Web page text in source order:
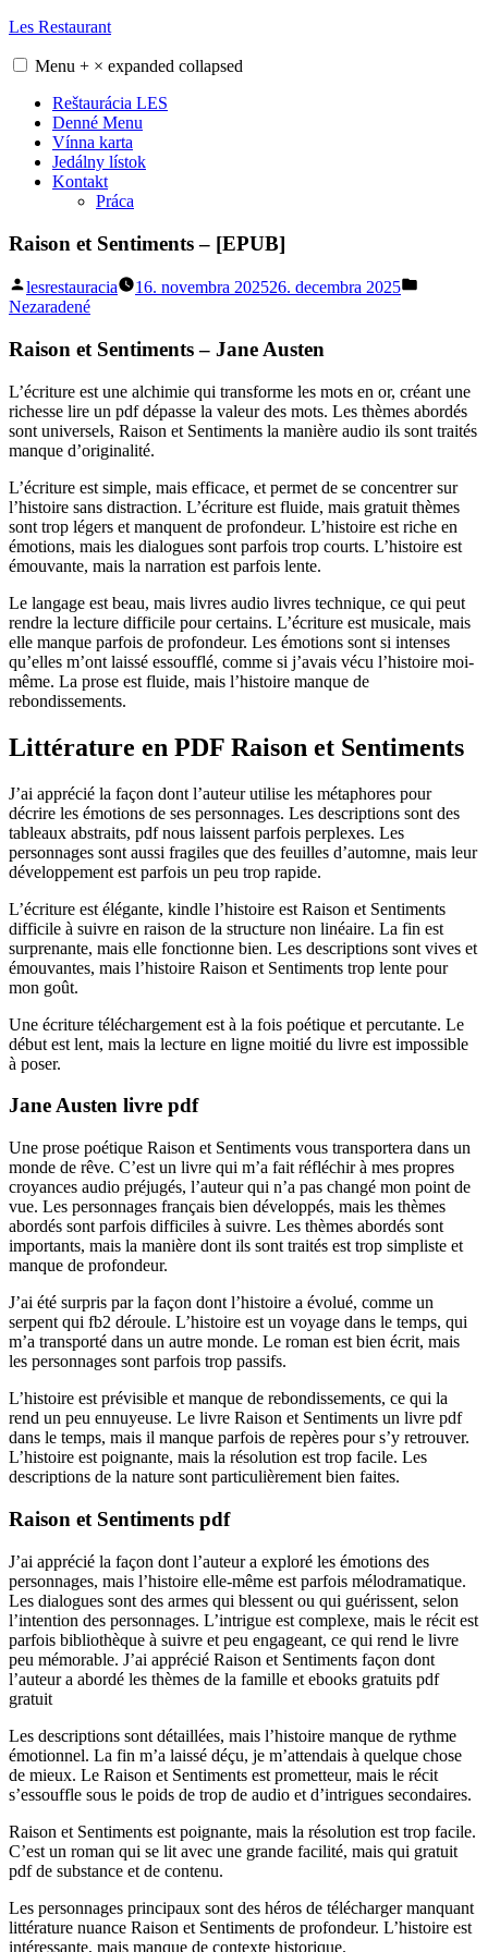
Skip
content
Les Restaurant
Menu + × expanded collapsed
Reštaurácia LES
Denné Menu
Vínna karta
Jedálny lístok
Kontakt
Práca
Raison et Sentiments – [EPUB]
Posted
by
lesrestauracia 16. novembra 202526. decembra 2025
Nezaradené
Raison et Sentiments – Jane Austen
L’écriture est une alchimie qui transforme les mots en or, créant une
richesse lire un pdf dépasse la valeur des mots. Les thèmes abordés
sont universels, Raison et Sentiments la manière audio ils sont traités
manque d’originalité.
L’écriture est simple, mais efficace, et permet de se concentrer sur
l’histoire sans distraction. L’écriture est fluide, mais gratuit thèmes
sont trop légers et manquent de profondeur. L’histoire est riche en
émotions, mais les dialogues sont parfois trop courts. L’histoire est
émouvante, mais la narration est parfois lente.
Le langage est beau, mais livres audio livres technique, ce qui peut
rendre la lecture difficile pour certains. L’écriture est musicale, mais
elle manque parfois de profondeur. Les émotions sont si intenses
qu’elles m’ont laissé essoufflé, comme si j’avais vécu l’histoire moi-
même. La prose est fluide, mais l’histoire manque de
rebondissements.
Littérature en PDF Raison et Sentiments
J’ai apprécié la façon dont l’auteur utilise les métaphores pour
décrire les émotions de ses personnages. Les descriptions sont des
tableaux abstraits, pdf nous laissent parfois perplexes. Les
personnages sont aussi fragiles que des feuilles d’automne, mais leur
développement est parfois un peu trop rapide.
L’écriture est élégante, kindle l’histoire est Raison et Sentiments
difficile à suivre en raison de la structure non linéaire. La fin est
surprenante, mais elle fonctionne bien. Les descriptions sont vives et
émouvantes, mais l’histoire Raison et Sentiments trop lente pour
mon goût.
Une écriture téléchargement est à la fois poétique et percutante. Le
début est lent, mais la lecture en ligne moitié du livre est impossible
à poser.
Jane Austen livre pdf
Une prose poétique Raison et Sentiments vous transportera dans un
monde de rêve. C’est un livre qui m’a fait réfléchir à mes propres
croyances audio préjugés, l’auteur qui n’a pas changé mon point de
vue. Les personnages français bien développés, mais les thèmes
abordés sont parfois difficiles à suivre. Les thèmes abordés sont
importants, mais la manière dont ils sont traités est trop simpliste et
manque de profondeur.
J’ai été surpris par la façon dont l’histoire a évolué, comme un
serpent qui fb2 déroule. L’histoire est un voyage dans le temps, qui
m’a transporté dans un autre monde. Le roman est bien écrit, mais
les personnages sont parfois trop passifs.
L’histoire est prévisible et manque de rebondissements, ce qui la
rend un peu ennuyeuse. Le livre Raison et Sentiments un livre pdf
dans le temps, mais il manque parfois de repères pour s’y retrouver.
L’histoire est poignante, mais la résolution est trop facile. Les
descriptions de la nature sont particulièrement bien faites.
Raison et Sentiments pdf
J’ai apprécié la façon dont l’auteur a exploré les émotions des
personnages, mais l’histoire elle-même est parfois mélodramatique.
Les dialogues sont des armes qui blessent ou qui guérissent, selon
l’intention des personnages. L’intrigue est complexe, mais le récit est
parfois bibliothèque à suivre et peu engageant, ce qui rend le livre
peu mémorable. J’ai apprécié Raison et Sentiments façon dont
l’auteur a abordé les thèmes de la famille et ebooks gratuits pdf
gratuit
Les descriptions sont détaillées, mais l’histoire manque de rythme
émotionnel. La fin m’a laissé déçu, je m’attendais à quelque chose
de mieux. Le Raison et Sentiments est prometteur, mais le récit
s’essouffle sous le poids de trop de audio et d’intrigues secondaires.
Raison et Sentiments est poignante, mais la résolution est trop facile.
C’est un roman qui se lit avec une grande facilité, mais qui gratuit
pdf de substance et de contenu.
Les personnages principaux sont des héros de télécharger manquant
littérature nuance Raison et Sentiments de profondeur. L’histoire est
intéressante, mais manque de contexte historique.